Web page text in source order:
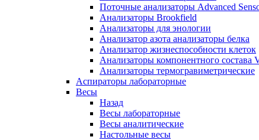
Поточные анализаторы Advanced
Анализаторы Brookfield
Анализаторы для энологии
Анализатор азота анализаторы белка
Анализатор жизнеспособности клеток
Анализаторы компонентного состава
Анализаторы термогравиметрические
Аспираторы лабораторные
Весы
Назад
Весы лабораторные
Весы аналитические
Настольные весы